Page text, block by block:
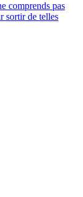
comprends pas
sortir de telles